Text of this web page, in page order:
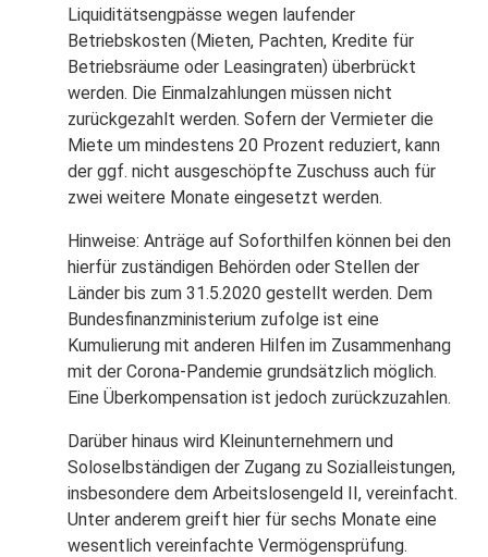
Liquiditätsengpässe wegen laufender
Betriebskosten (Mieten, Pachten, Kredite für
Betriebsräume oder Leasingraten) überbrückt
werden. Die Einmalzahlungen müssen nicht
zurückgezahlt werden. Sofern der Vermieter die
Miete um mindestens 20 Prozent reduziert, kann
der ggf. nicht ausgeschöpfte Zuschuss auch für
zwei weitere Monate eingesetzt werden.
Hinweise: Anträge auf Soforthilfen können bei den
hierfür zuständigen Behörden oder Stellen der
Länder bis zum 31.5.2020 gestellt werden. Dem
Bundesfinanzministerium zufolge ist eine
Kumulierung mit anderen Hilfen im Zusammenhang
mit der Corona-Pandemie grundsätzlich möglich.
Eine Überkompensation ist jedoch zurückzuzahlen.
Darüber hinaus wird Kleinunternehmern und
Soloselbständigen der Zugang zu Sozialleistungen,
insbesondere dem Arbeitslosengeld II, vereinfacht.
Unter anderem greift hier für sechs Monate eine
wesentlich vereinfachte Vermögensprüfung.